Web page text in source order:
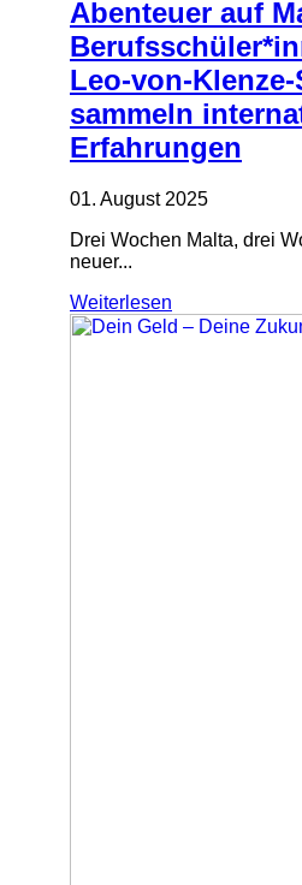
Abenteuer auf
Leo-von-
sammeln
Erfahrungen
01. August 2025
Drei Wochen Malta, drei
neuer...
Weiterlesen